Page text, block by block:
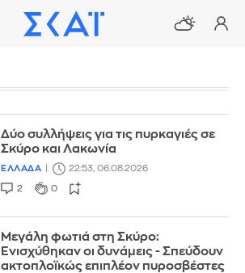
Δύο συλλήψεις για τις πυρκαγιές σε
Σκύρο και Λακωνία
ΕΛΛΑΔΑ 22:53, 06.08.2026
2 0
Μεγάλη φωτιά στη Σκύρο:
Ενισχύθηκαν οι δυνάμεις - Σπεύδουν
ακτοπλοϊκώς επιπλέον πυροσβέστες